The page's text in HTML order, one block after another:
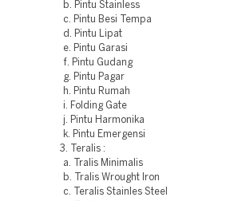
b. Pintu Stainless
c. Pintu Besi Tempa
d. Pintu Lipat
e. Pintu Garasi
f. Pintu Gudang
g. Pintu Pagar
h. Pintu Rumah
i. Folding Gate
j. Pintu Harmonika
k. Pintu Emergensi
3. Teralis :
a. Tralis Minimalis
b. Tralis Wrought Iron
c. Teralis Stainles Steel